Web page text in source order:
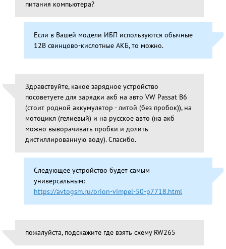
питания компьютера?
Если в Вашей модели ИБП используются обычные
12В свинцово-кислотные АКБ, то можно.
Здравствуйте, какое зарядное устройство
посоветуете для зарядки акб на авто VW Passat B6
(стоит родной аккумулятор - литой (без пробок)), на
мотоцикл (гелиевый) и на русское авто (на акб
можно выворачивать пробки и долить
дистиллированную воду). Спасибо.
Следующее устройство будет самым
универсальным:
https://avtogsm.ru/orion-vimpel-50-p7718.html
пожалуйста, подскажите где взять схему RW265